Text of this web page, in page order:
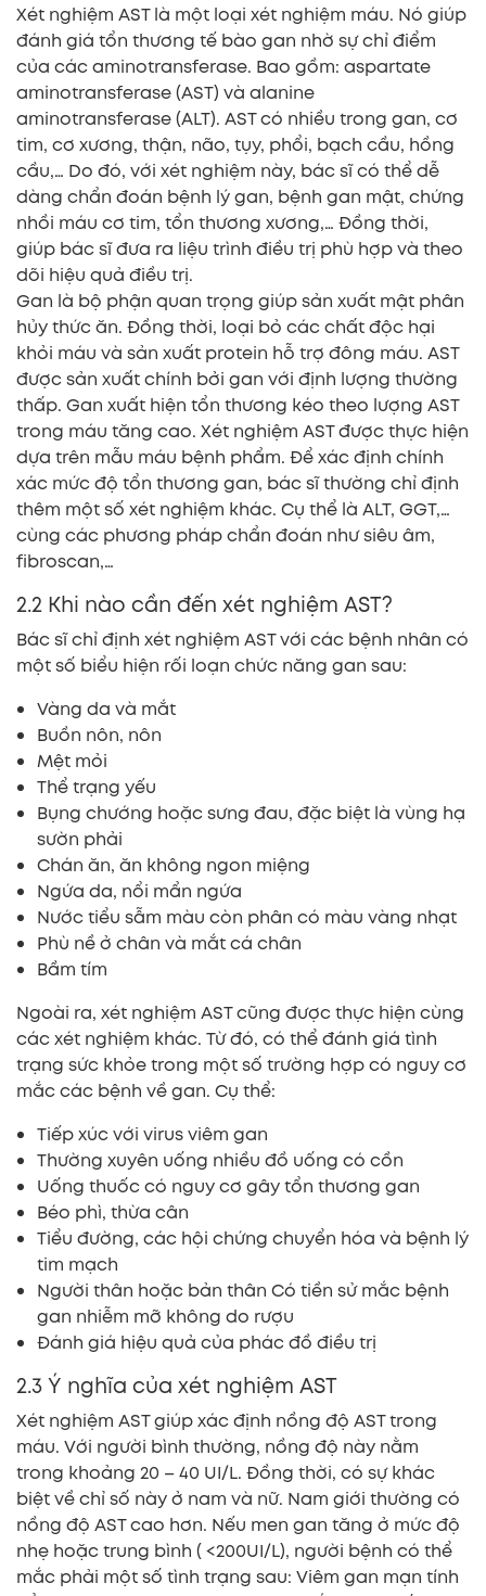
Xét nghiệm AST là một loại xét nghiệm máu. Nó giúp
đánh giá tổn thương tế bào gan nhờ sự chỉ điểm
của các aminotransferase. Bao gồm: aspartate
aminotransferase (AST) và alanine
aminotransferase (ALT). AST có nhiều trong gan, cơ
tim, cơ xương, thận, não, tụy, phổi, bạch cầu, hồng
cầu,… Do đó, với xét nghiệm này, bác sĩ có thể dễ
dàng chẩn đoán bệnh lý gan, bệnh gan mật, chứng
nhồi máu cơ tim, tổn thương xương,… Đồng thời,
giúp bác sĩ đưa ra liệu trình điều trị phù hợp và theo
dõi hiệu quả điều trị.
Gan là bộ phận quan trọng giúp sản xuất mật phân
hủy thức ăn. Đồng thời, loại bỏ các chất độc hại
khỏi máu và sản xuất protein hỗ trợ đông máu. AST
được sản xuất chính bởi gan với định lượng thường
thấp. Gan xuất hiện tổn thương kéo theo lượng AST
trong máu tăng cao. Xét nghiệm AST được thực hiện
dựa trên mẫu máu bệnh phẩm. Để xác định chính
xác mức độ tổn thương gan, bác sĩ thường chỉ định
thêm một số xét nghiệm khác. Cụ thể là ALT, GGT,…
cùng các phương pháp chẩn đoán như siêu âm,
fibroscan,…
2.2 Khi nào cần đến xét nghiệm AST?
Bác sĩ chỉ định xét nghiệm AST với các bệnh nhân có
một số biểu hiện rối loạn chức năng gan sau:
Vàng da và mắt
Buồn nôn, nôn
Mệt mỏi
Thể trạng yếu
Bụng chướng hoặc sưng đau, đặc biệt là vùng hạ
sườn phải
Chán ăn, ăn không ngon miệng
Ngứa da, nổi mẩn ngứa
Nước tiểu sẫm màu còn phân có màu vàng nhạt
Phù nề ở chân và mắt cá chân
Bầm tím
Ngoài ra, xét nghiệm AST cũng được thực hiện cùng
các xét nghiệm khác. Từ đó, có thể đánh giá tình
trạng sức khỏe trong một số trường hợp có nguy cơ
mắc các bệnh về gan. Cụ thể:
Tiếp xúc với virus viêm gan
Thường xuyên uống nhiều đồ uống có cồn
Uống thuốc có nguy cơ gây tổn thương gan
Béo phì, thừa cân
Tiểu đường, các hội chứng chuyển hóa và bệnh lý
tim mạch
Người thân hoặc bản thân Có tiền sử mắc bệnh
gan nhiễm mỡ không do rượu
Đánh giá hiệu quả của phác đồ điều trị
2.3 Ý nghĩa của xét nghiệm AST
Xét nghiệm AST giúp xác định nồng độ AST trong
máu. Với người bình thường, nồng độ này nằm
trong khoảng 20 – 40 UI/L. Đồng thời, có sự khác
biệt về chỉ số này ở nam và nữ. Nam giới thường có
nồng độ AST cao hơn. Nếu men gan tăng ở mức độ
nhẹ hoặc trung bình ( <200UI/L), người bệnh có thể
mắc phải một số tình trạng sau: Viêm gan mạn tính